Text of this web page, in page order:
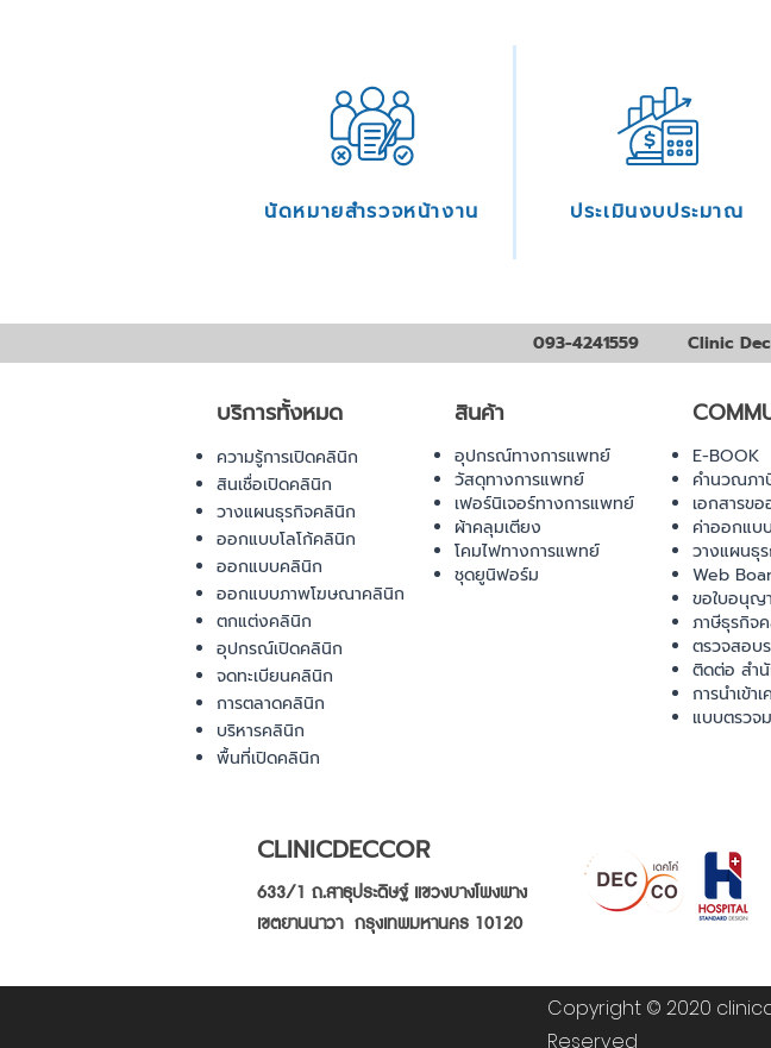
นัดหมายสำรวจหน้างาน ประเมินงบประมาณ
093-4241559 Clinic
บริการทั้งหมด
ความรู้การเปิดคลินิก
สินเชื่อเปิดคลินิก
วางแผนธุรกิจคลินิก
ออกแบบโลโก้คลินิก
ออกแบบคลินิก
ออกแบบภาพโฆษณาคลินิก
ตกแต่งคลินิก
อุปกรณ์เปิดคลินิก
จดทะเบียนคลินิก
การตลาดคลินิก
บริหารคลินิก
พื้นที่เปิดคลินิก
สินค้า
อุปกรณ์ทางการแพทย์
วัสดุทางการแพทย์
เฟอร์นิเจอร์ทางการแพทย์
ผ้าคลุมเตียง
โคมไฟทางการแพทย์
ชุดยูนิฟอร์ม
E-BOOK
คำนวณภา
เอกสารข
ค่าออกแบ
วางแผนธุ
Web
ขอใบอนุญ
ภาษีธุรกิจ
ตรวจสอบ
ติดต่อ สำ
การนำเข้
แบบตรวจ
CLINICDECCOR
633/1 ถ.สาธุประดิษฐ์ แขวงบางโพงพาง
เขตยานนาวา กรุงเทพมหานคร 10120
Copyright © 2020
Reserved